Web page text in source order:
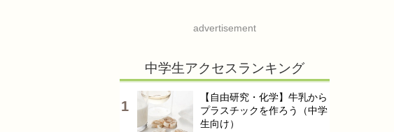
advertisement
中学生アクセスランキング
【自由研究・化学】牛乳から
プラスチックを作ろう（中学
生向け）